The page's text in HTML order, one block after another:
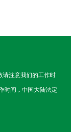
请注意我们的工作时
时间，中国大陆法定